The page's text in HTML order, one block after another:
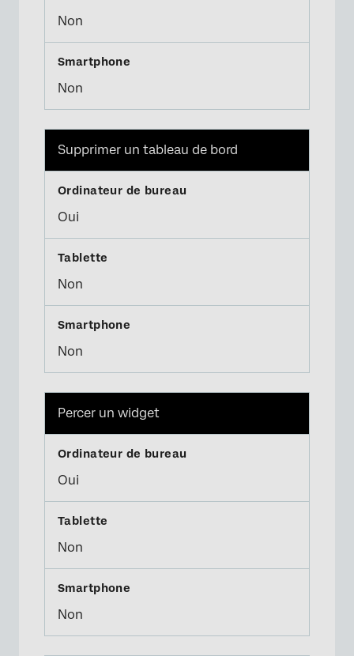
Non
Non
Supprimer un tableau de bord
Oui
Non
Non
Percer un widget
Oui
Non
Non